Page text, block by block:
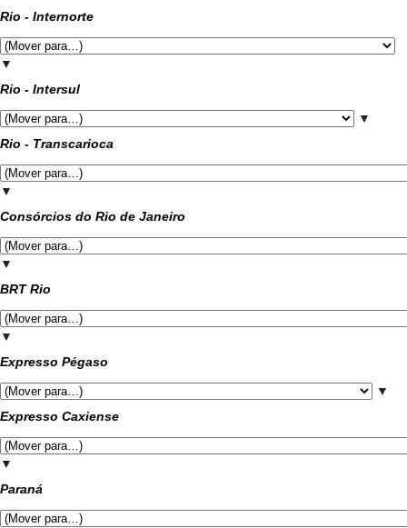
Rio - Internorte
▼
Rio - Intersul
▼
Rio - Transcarioca
▼
Consórcios do Rio de Janeiro
▼
BRT Rio
▼
Expresso Pégaso
▼
Expresso Caxiense
▼
Paraná